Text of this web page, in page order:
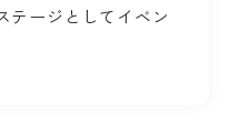
テージとしてイベン